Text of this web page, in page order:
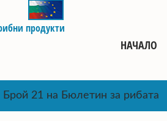
продукти
НАЧАЛО
Брой 21 на Бюлетин за рибата